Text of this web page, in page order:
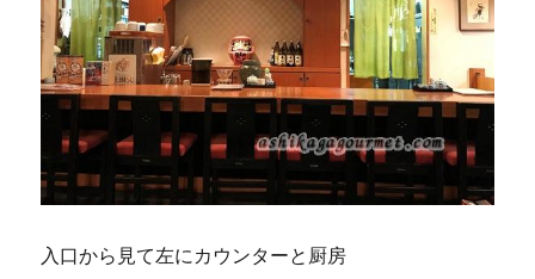
入口から見て左にカウンターと厨房